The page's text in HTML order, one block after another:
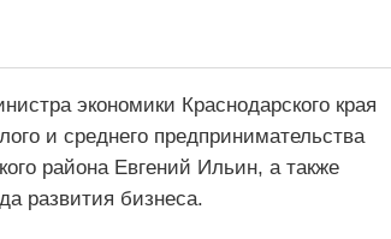
экономики Краснодарского края
и среднего предпринимательства
района Евгений Ильин, а также
развития бизнеса.